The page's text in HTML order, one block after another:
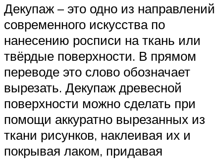
Декупаж – это одно из направлений
современного искусства по
нанесению росписи на ткань или
твёрдые поверхности. В прямом
переводе это слово обозначает
вырезать. Декупаж древесной
поверхности можно сделать при
помощи аккуратно вырезанных из
ткани рисунков, наклеивая их и
покрывая лаком, придавая